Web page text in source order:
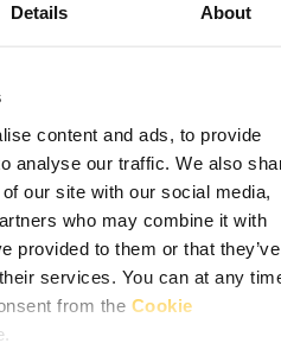
Details About
content and ads, to provide
analyse our traffic. We also
our site with our social media,
who may combine it with
provided to them or that they’ve
services. You can at any
from the Cookie
Canary